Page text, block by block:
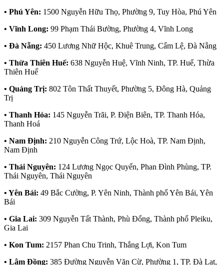
• Phú Yên: 1500 Nguyễn Hữu Thọ, Phường 9, Tuy Hòa, Phú Yên
• Vĩnh Long: 99 Phạm Thái Bường, Phường 4, Vĩnh Long
• Đà Nẵng: 450 Lương Nhữ Hộc, Khuê Trung, Cẩm Lệ, Đà Nẵng
• Thừa Thiên Huế: 638 Nguyễn Huệ, Vĩnh Ninh, TP. Huế, Thừa
Thiên Huế
• Quảng Trị: 802 Tôn Thất Thuyết, Phường 5, Đông Hà, Quảng
Trị
• Thanh Hóa: 145 Nguyễn Trãi, P. Điện Biên, TP. Thanh Hóa,
Thanh Hoá
• Nam Định: 210 Nguyễn Công Trứ, Lộc Hoà, TP. Nam Định,
Nam Định
• Thái Nguyên: 124 Lương Ngọc Quyến, Phan Đình Phùng, TP.
Thái Nguyên, Thái Nguyên
• Yên Bái: 49 Bắc Cường, P. Yên Ninh, Thành phố Yên Bái, Yên
Bái
• Gia Lai: 309 Nguyễn Tất Thành, Phù Đổng, Thành phố Pleiku,
Gia Lai
• Kon Tum: 2157 Phan Chu Trinh, Thắng Lợi, Kon Tum
• Lâm Đồng: 385 Đường Nguyễn Văn Cừ, Phường 1, TP. Đà Lạt,